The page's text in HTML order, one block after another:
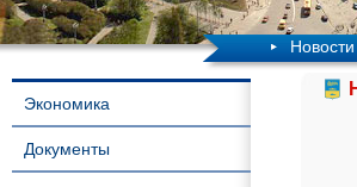
Новости
Экономика
Документы